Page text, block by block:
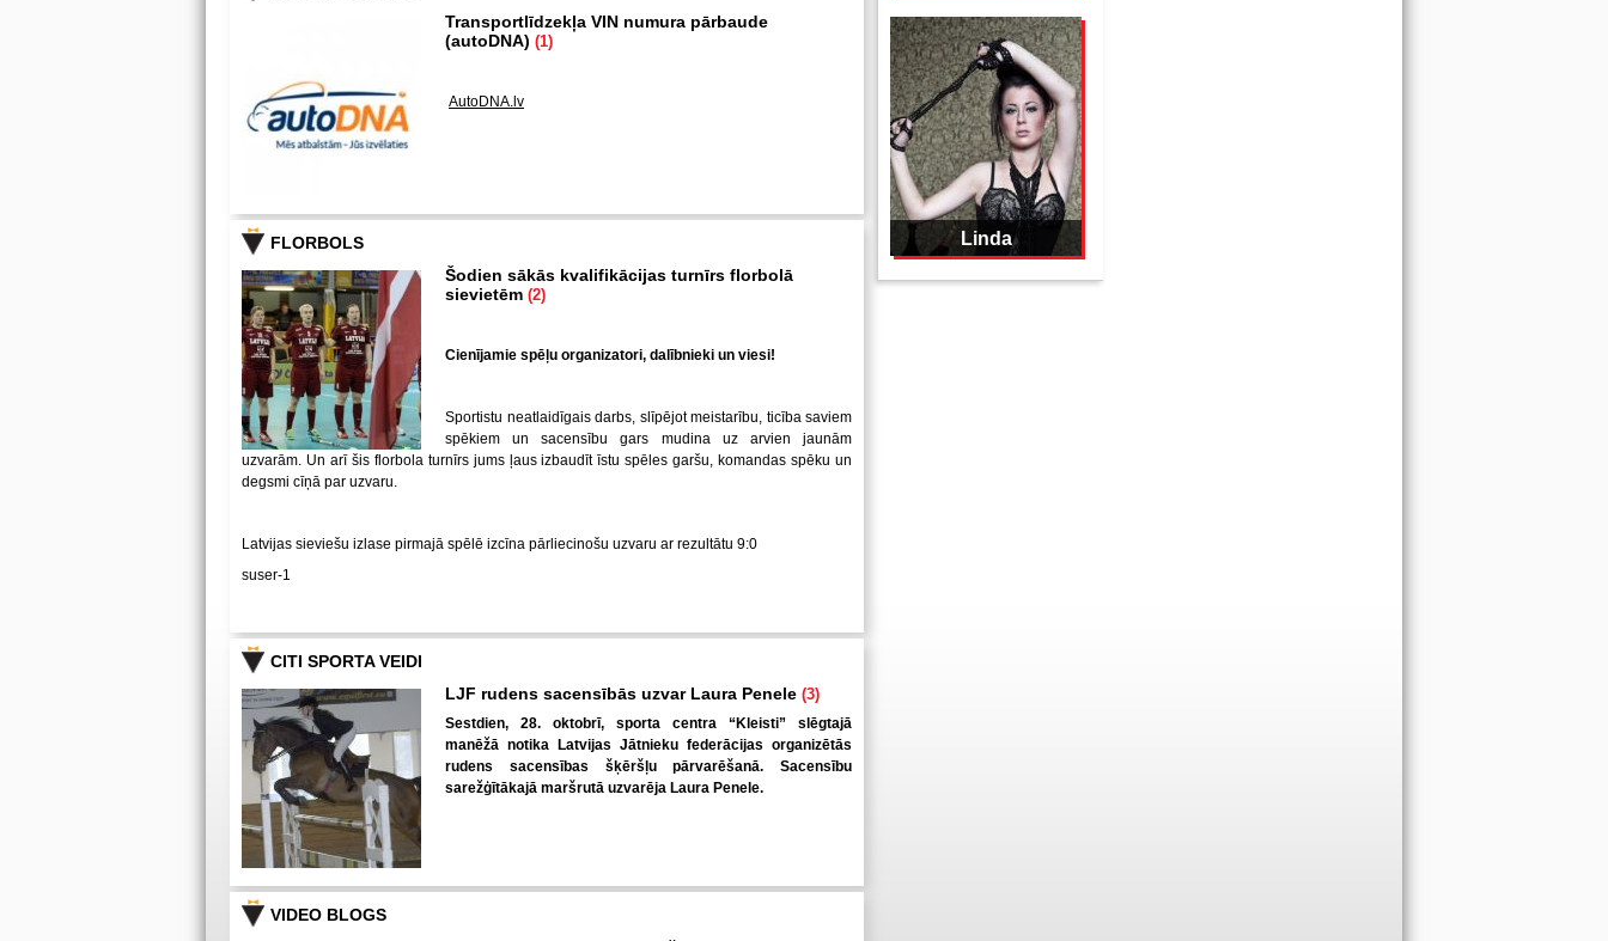
Linda
Transportlīdzekļa VIN numura pārbaude
(autoDNA) (1)
AutoDNA.lv
FLORBOLS
Šodien sākās kvalifikācijas turnīrs florbolā
sievietēm (2)
Cienījamie spēļu organizatori, dalībnieki un viesi!
Sportistu neatlaidīgais darbs, slīpējot meistarību, ticība saviem
spēkiem un sacensību gars mudina uz arvien jaunām
uzvarām. Un arī šis florbola turnīrs jums ļaus izbaudīt īstu spēles garšu, komandas spēku un
degsmi cīņā par uzvaru.
Latvijas sieviešu izlase pirmajā spēlē izcīna pārliecinošu uzvaru ar rezultātu 9:0
suser-1
CITI SPORTA VEIDI
LJF rudens sacensībās uzvar Laura Penele (3)
Sestdien, 28. oktobrī, sporta centra “Kleisti” slēgtajā
manēžā notika Latvijas Jātnieku federācijas organizētās
rudens sacensības šķēršļu pārvarēšanā. Sacensību
sarežģītākajā maršrutā uzvarēja Laura Penele.
VIDEO BLOGS